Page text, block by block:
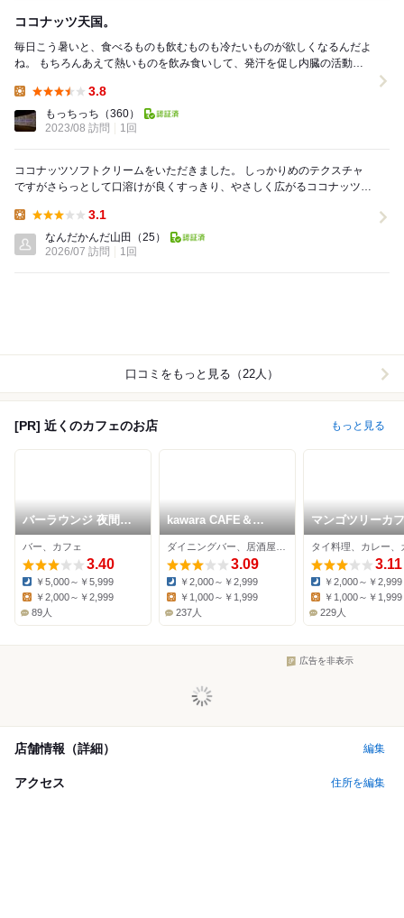
ココナッツ天国。
毎日こう暑いと、食べるものも飲むものも冷たいものが欲しくなるんだよ
ね。 もちろんあえて熱いものを飲み食いして、発汗を促し内臓の活動を
3.8
もっちっち （360）
2023/08 訪問
1回
ココナッツソフトクリームをいただきました。 しっかりめのテクスチャ
ですがさらっとして口溶けが良くすっきり、やさしく広がるココナッツの
3.1
なんだかんだ山田
（25）
2026/07 訪問
1回
口コミをもっと見る（22人）
[PR] 近くのカフェのお店 もっと見る
バーラウンジ 夜間飛
行 (川崎日航ホテル)
バー、カフェ
3.40
Dinner:
￥5,000～￥5,999
Lunch:
￥2,000～￥2,999
89人
kawara CAFE＆
DINING 川崎モアーズ
店
3.09
Dinner:
￥2,000～￥2,999
￥1,000～￥1,999
237人
マンゴツリーカ
川崎
タイ料理、カレー、
3.11
Dinner:
￥2,000～￥2,999
￥1,000～￥1,999
229人
広告を非表示
店舗情報（詳細） 編集
アクセス 住所を編集